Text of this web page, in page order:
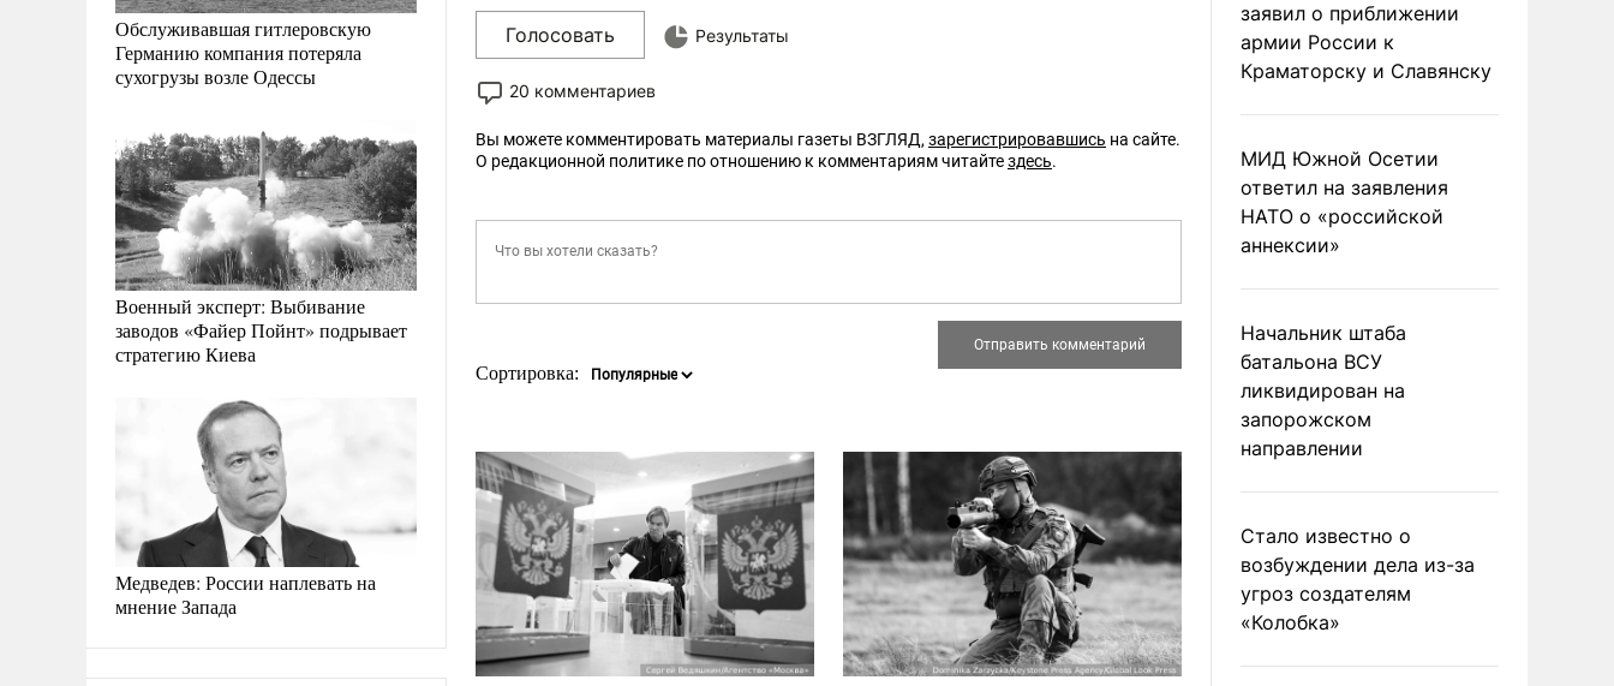
Обслуживавшая гитлеровскую
Германию компания потеряла
сухогрузы возле Одессы
Военный эксперт: Выбивание
заводов «Файер Пойнт» подрывает
стратегию Киева
Медведев: России наплевать на
мнение Запада
Голосовать Результаты
20 комментариев
Вы можете комментировать материалы газеты ВЗГЛЯД, зарегистрировавшись на сайте.
О редакционной политике по отношению к комментариям читайтездесь.
Сортировка:
заявил о приближении
армии России к
Краматорску и Славянску
МИД Южной Осетии
ответил на заявления
НАТО о «российской
аннексии»
Начальник штаба
батальона ВСУ
ликвидирован на
запорожском
направлении
Стало известно о
возбуждении дела из-за
угроз создателям
«Колобка»